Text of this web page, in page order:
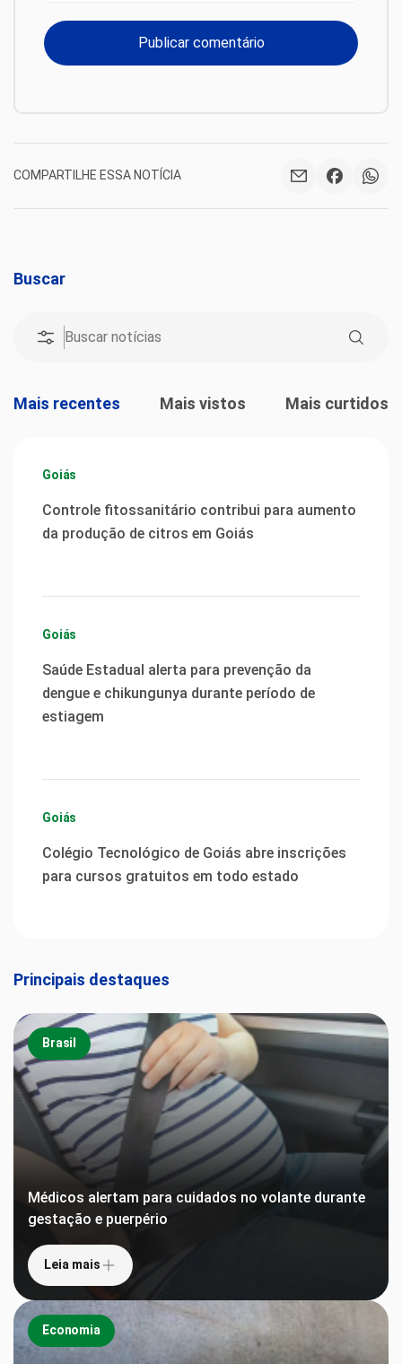
COMPARTILHE ESSA NOTÍCIA
Buscar
Mais recentes Mais vistos Mais curtidos
Goiás
Controle fitossanitário contribui para aumento
da produção de citros em Goiás
Goiás
Saúde Estadual alerta para prevenção da
dengue e chikungunya durante período de
estiagem
Goiás
Colégio Tecnológico de Goiás abre inscrições
para cursos gratuitos em todo estado
Principais destaques
Brasil
Médicos alertam para cuidados no volante durante
gestação e puerpério
Leia mais
Economia